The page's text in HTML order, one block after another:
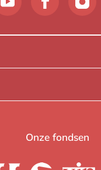
Onze fondsen